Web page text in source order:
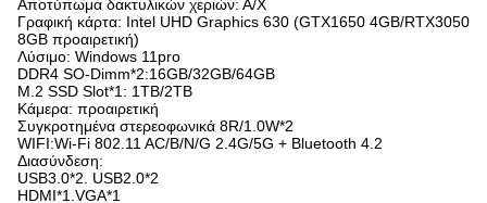
Αποτύπωμα δακτυλικών χεριών: Α/Χ
Γραφική κάρτα: Intel UHD Graphics 630 (GTX1650 4GB/RTX3050
8GB προαιρετική)
Λύσιμο: Windows 11pro
DDR4 SO-Dimm*2:16GB/32GB/64GB
Μ.2 SSD Slot*1: 1TB/2TB
Κάμερα: προαιρετική
Συγκροτημένα στερεοφωνικά 8R/1.0W*2
WIFI:Wi-Fi 802.11 AC/B/N/G 2.4G/5G + Bluetooth 4.2
Διασύνδεση:
USB3.0*2. USB2.0*2
HDMI*1.VGA*1